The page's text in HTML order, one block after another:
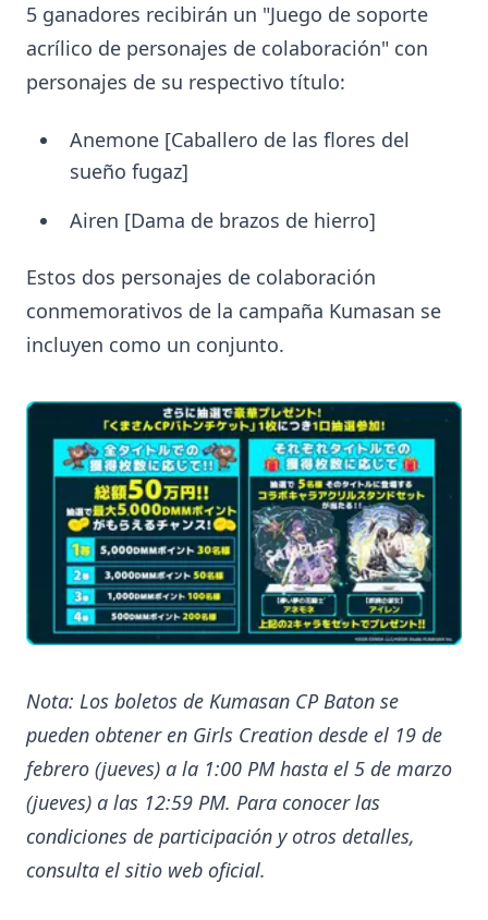
5 ganadores recibirán un "Juego de soporte
acrílico de personajes de colaboración" con
personajes de su respectivo título:
Anemone [Caballero de las flores del
sueño fugaz]
Airen [Dama de brazos de hierro]
Estos dos personajes de colaboración
conmemorativos de la campaña Kumasan se
incluyen como un conjunto.
Nota: Los boletos de Kumasan CP Baton se
pueden obtener en Girls Creation desde el 19 de
febrero (jueves) a la 1:00 PM hasta el 5 de marzo
(jueves) a las 12:59 PM. Para conocer las
condiciones de participación y otros detalles,
consulta el sitio web oficial.